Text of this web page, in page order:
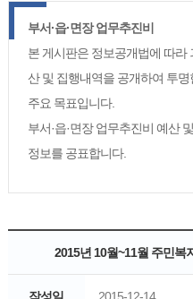
부서·읍·면장 업무추진비
본 게시판은 정보공개법에 따라
산 및 집행내역을 공개하여 투
주요 목표입니다.
부서·읍·면장 업무추진비 예산
정보를 공표합니다.
2015년 10월~11월 주민복